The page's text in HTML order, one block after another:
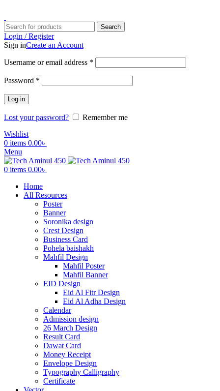
Search
Login / Register
Sign inCreate an Account
Username or email address *
Password *
Log in
Lost your password?
Remember me
Wishlist
0 items 0.00৳
Menu
0 items 0.00৳
Home
All Resources
Poster
Banner
Soronika design
Crest Design
Business Card
Pohela baishakh
Mahfil Design
Mahfil Poster
Mahfil Banner
EID Design
Eid Al Fitr Design
Eid Al Adha Design
Calendar
Admission design
26 March Design
Result Card
Dawat Card
Money Receipt
Envelope Design
Typography Calligraphy
Certificate